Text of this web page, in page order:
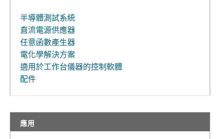
半導體測試系統
直流電源供應器
任意函數產生器
電化學解決方案
適用於工作台儀器的控制軟體
配件
應用